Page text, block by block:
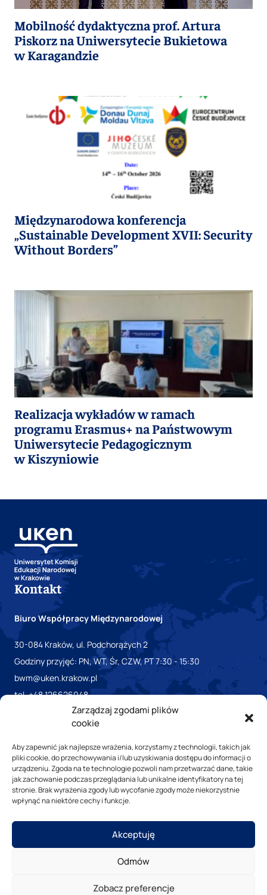
Zarządzaj zgodami plików
cookie
Aby zapewnić jak najlepsze wrażenia, korzystamy z technologii, takich jak
pliki cookie, do przechowywania i/lub uzyskiwania dostępu do informacji o
urządzeniu. Zgoda na te technologie pozwoli nam przetwarzać dane, takie
jak zachowanie podczas przeglądania lub unikalne identyfikatory na tej
stronie. Brak wyrażenia zgody lub wycofanie zgody może niekorzystnie
wpłynąć na niektóre cechy i funkcje.
Akceptuję
Odmów
Zobacz preferencje
Mobilność dydaktyczna prof. Artura
Piskorz na Uniwersytecie Bukietowa
w Karagandzie
Międzynarodowa konferencja
„Sustainable Development XVII: Security
Without Borders”
Realizacja wykładów w ramach
programu Erasmus+ na Państwowym
Uniwersytecie Pedagogicznym
w Kiszyniowie
Kontakt
Biuro Współpracy Międzynarodowej
30-084 Kraków, ul. Podchorążych 2
Godziny przyjęć: PN, WT, Śr, CZW, PT 7:30 - 15:30
bwm@uken.krakow.pl
tel. +48 126626048
Biuletyn informacji Publicznej
Deklaracja dostępności cyfrowej